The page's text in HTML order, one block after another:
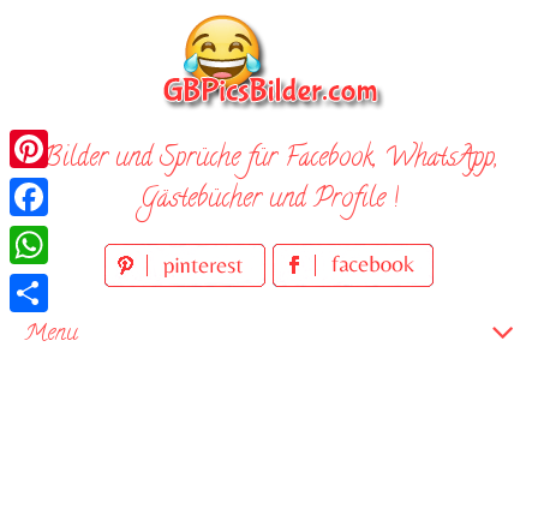
Bilder und Sprüche für Facebook, WhatsApp,
Gästebücher und Profile !
Menu
Pinterest
Facebook
WhatsApp
Teilen